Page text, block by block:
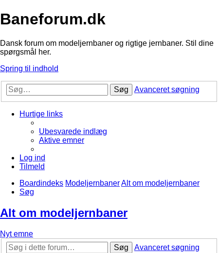
Baneforum.dk
Dansk forum om modeljernbaner og rigtige jernbaner. Stil dine
spørgsmål her.
Spring til indhold
Søg Avanceret søgning
Hurtige links
Ubesvarede indlæg
Aktive emner
Log ind
Tilmeld
Boardindeks ModeljernbanerAlt om modeljernbaner
Søg
Alt om modeljernbaner
Nyt emne
Søg
Avanceret søgning